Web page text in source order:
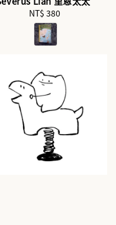
Regular
price
NT$ 380